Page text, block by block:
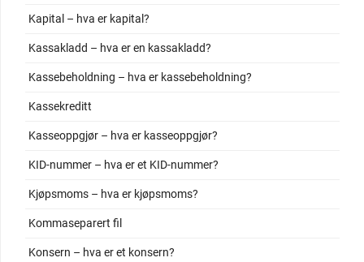
Kapital – hva er kapital?
Kassakladd – hva er en kassakladd?
Kassebeholdning – hva er kassebeholdning?
Kassekreditt
Kasseoppgjør – hva er kasseoppgjør?
KID-nummer – hva er et KID-nummer?
Kjøpsmoms – hva er kjøpsmoms?
Kommaseparert fil
Konsern – hva er et konsern?